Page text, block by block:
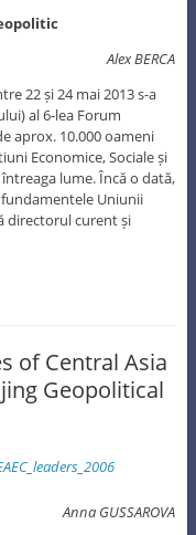
Alex BERCA
22 și 24 mai 2013 s-a
al 6-lea Forum
aprox. 10.000 oameni
Economice, Sociale și
lume. Încă o dată,
Uniunii
directorul curent și
of Central Asia
Geopolitical
Anna GUSSAROVA